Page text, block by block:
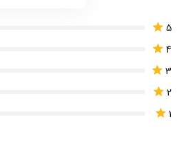
5
4
3
2
1